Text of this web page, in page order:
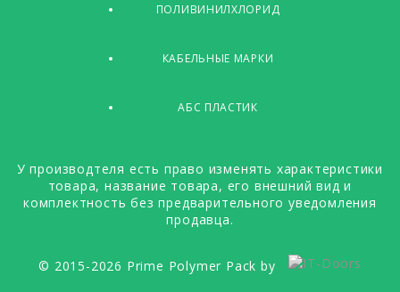
ПОЛИВИНИЛХЛОРИД
КАБЕЛЬНЫЕ МАРКИ
АБС ПЛАСТИК
У производтеля есть право изменять характеристики
товара, название товара, его внешний вид и
комплектность без предварительного уведомления
продавца.
© 2015-2026 Prime Polymer Pack by